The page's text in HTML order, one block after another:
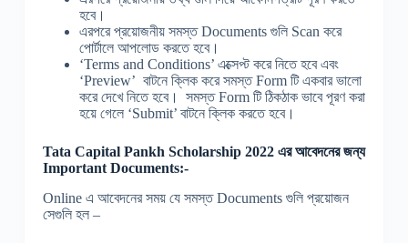
হবে।
এরপরে প্রয়োজনীয় সমস্ত Documents গুলি Scan করে
পোর্টালে আপলোড করতে হবে।
‘Terms and Conditions’ এক্সেপ্ট করে নিতে হবে এবং
‘Preview’ বাটনে ক্লিক করে সমস্ত Form টি একবার ভালো
করে দেখে নিতে হবে। সমস্ত Form টি ঠিকঠাক ভাবে পূরণ করা
হয়ে গেলে ‘Submit’ বাটনে ক্লিক করতে হবে।
Tata Capital Pankh Scholarship 2022 এর আবেদনের জন্য
Important Documents:-
Online এ আবেদনের সময় যে সমস্ত Documents গুলি প্রয়োজন
সেগুলি হল –